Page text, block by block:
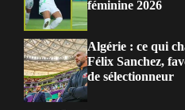
féminine 2026
Algérie : ce qui
Félix Sanchez,
de sélectionneur